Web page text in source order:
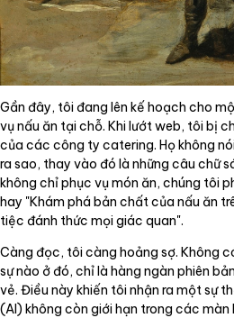
Gần đây, tôi đang lên kế hoạch cho
vụ nấu ăn tại chỗ. Khi lướt web, tôi bị
của các công ty catering. Họ không
ra sao, thay vào đó là những câu chữ
không chỉ phục vụ món ăn, chúng tôi
hay "Khám phá bản chất của nấu ăn
tiệc đánh thức mọi giác quan".
Càng đọc, tôi càng hoảng sợ. Không
sự nào ở đó, chỉ là hàng ngàn phiên
vẻ. Điều này khiến tôi nhận ra một sự
(AI) không còn giới hạn trong các màn